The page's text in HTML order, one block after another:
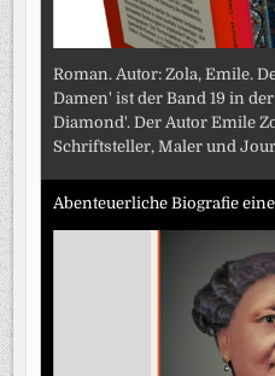
Roman. Autor: Zola, Emile.
Damen' ist der Band 19 in
Diamond'. Der Autor Emile
Schriftsteller, Maler und
Abenteuerliche Biografie